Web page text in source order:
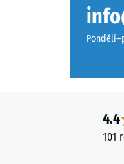
Lounge
kombinerer
sand-,
4.4
101